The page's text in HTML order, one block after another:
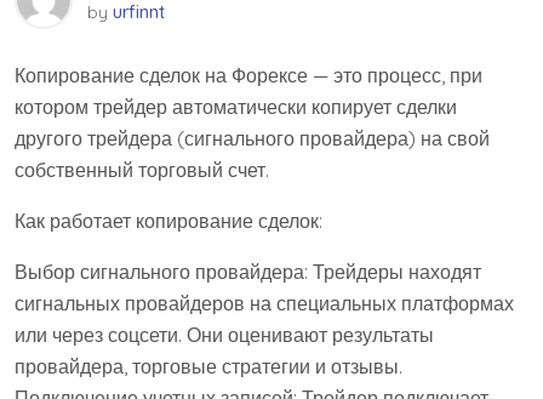
by urfinnt
Копирование сделок на Форексе — это процесс, при
котором трейдер автоматически копирует сделки
другого трейдера (сигнального провайдера) на свой
собственный торговый счет.
Как работает копирование сделок:
Выбор сигнального провайдера: Трейдеры находят
сигнальных провайдеров на специальных платформах
или через соцсети. Они оценивают результаты
провайдера, торговые стратегии и отзывы.